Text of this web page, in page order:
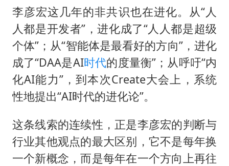
李彦宏这几年的非共识也在进化。从“人
人都是开发者”，进化成了“人人都是超级
个体”；从“智能体是最看好的方向”，进化
成了“DAA是AI时代的度量衡”；从呼吁“内
化AI能力”，到本次Create大会上，系统
性地提出“AI时代的进化论”。
这条线索的连续性，正是李彦宏的判断与
行业其他观点的最大区别，它不是每年换
一个新概念，而是每年在一个方向上再往